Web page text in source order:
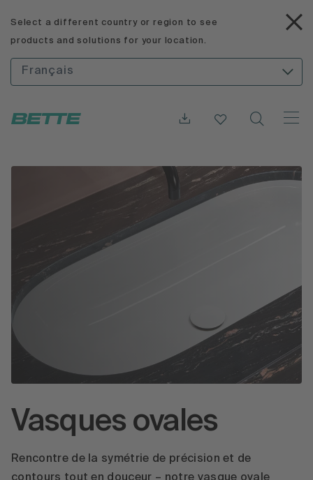
Select a different country or region to see
products and solutions for your location.
Français
Vasques ovales
Rencontre de la symétrie de précision et de
contours tout en douceur – notre vasque ovale